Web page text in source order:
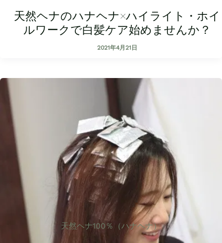
天然ヘナのハナヘナ×ハイライト・ホイ
ルワークで白髪ケア始めませんか？
2021年4月21日
天然ヘナ100％（ハナヘナ）